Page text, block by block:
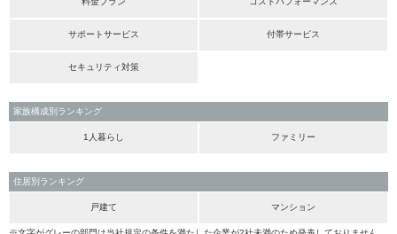
サポートサービス 付帯サービス
セキュリティ対策
家族構成別ランキング
1人暮らし ファミリー
住居別ランキング
戸建て マンション